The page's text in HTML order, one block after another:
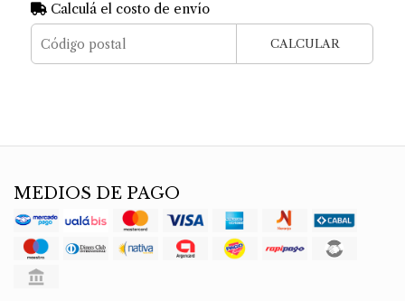
Calculá el costo de envío
CALCULAR
MEDIOS DE PAGO